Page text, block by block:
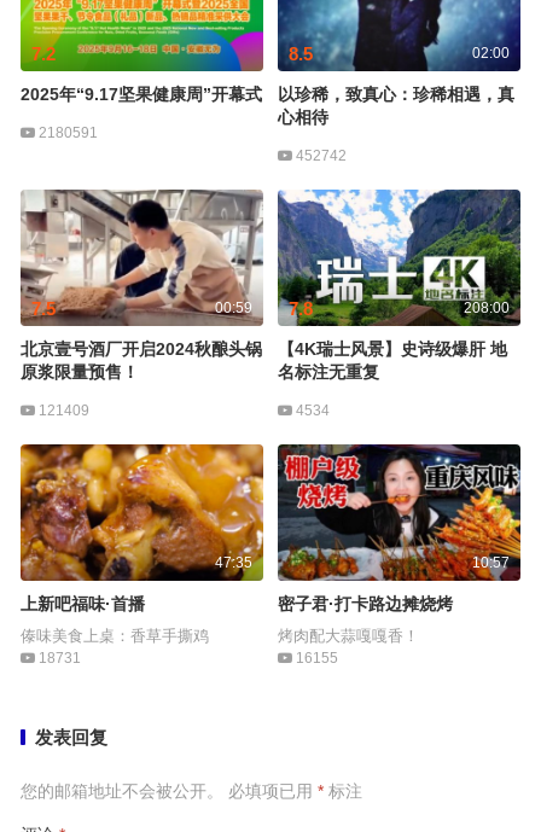
7.2
2025年“9.17坚果健康周”开幕式
2180591
02:00
8.5
以珍稀，致真心：珍稀相遇，真
心相待
452742
00:59
7.5
北京壹号酒厂开启2024秋酿头锅
原浆限量预售！
121409
208:00
7.8
【4K瑞士风景】史诗级爆肝 地
名标注无重复
4534
47:35
上新吧福味·首播
傣味美食上桌：香草手撕鸡
18731
10:57
密子君·打卡路边摊烧烤
烤肉配大蒜嘎嘎香！
16155
发表回复
您的邮箱地址不会被公开。 必填项已用 *标注